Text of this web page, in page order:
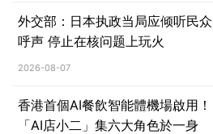
外交部：日本执政当局应倾听民众
呼声 停止在核问题上玩火
2026-08-07
香港首個AI餐飲智能體機場啟用！
「AI店小二」集六大角色於一身